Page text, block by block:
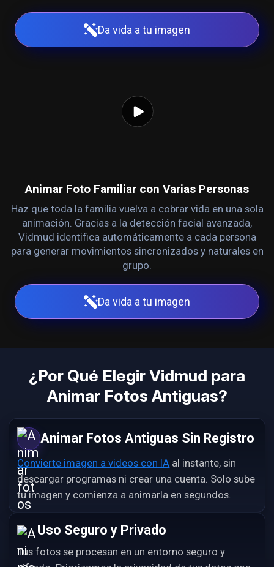
Da vida a tu imagen
Animar Foto Familiar con Varias Personas
Haz que toda la familia vuelva a cobrar vida en una sola
animación. Gracias a la detección facial avanzada,
Vidmud identifica automáticamente a cada persona
para generar movimientos sincronizados y naturales en
grupo.
Da vida a tu imagen
¿Por Qué Elegir Vidmud para
Animar Fotos Antiguas?
Animar Fotos Antiguas Sin Registro
Convierte imagen a videos con IA al instante, sin
descargar programas ni crear una cuenta. Solo sube
tu imagen y comienza a animarla en segundos.
Uso Seguro y Privado
Tus fotos se procesan en un entorno seguro y